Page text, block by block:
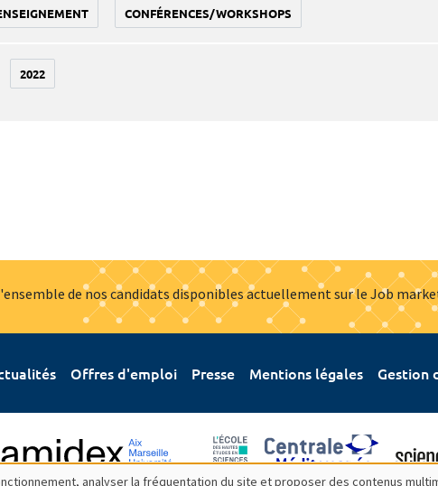
CONFÉRENCES/WORKSHOPS
2022
de nos candidats disponibles actuellement sur le Job
Offres d'emploi Presse Mentions légales Gestion
analyser la fréquentation du site et proposer des contenus